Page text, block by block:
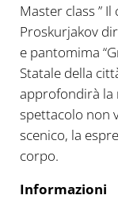
Master class ”
Proskurjakov
e pantomima
Statale della
approfondirà la
spettacolo non
scenico, la
corpo.
Informazioni